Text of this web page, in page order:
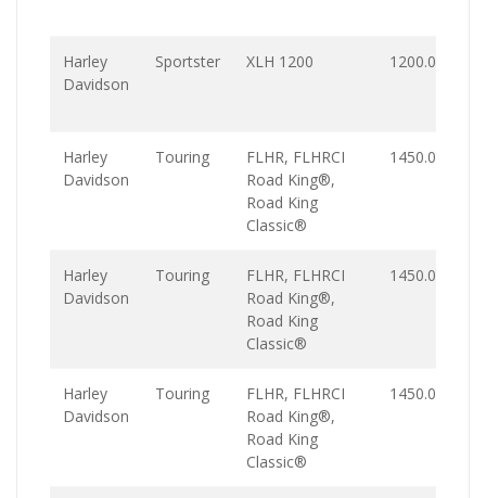
Harley
Davidson
Sportster XLH 1200 1200.0
Harley
Davidson
Touring
FLHR, FLHRCI
Road King®,
Road King
Classic®
1450.0
Harley
Davidson
Touring
FLHR, FLHRCI
Road King®,
Road King
Classic®
1450.0
Harley
Davidson
Touring
FLHR, FLHRCI
Road King®,
Road King
Classic®
1450.0